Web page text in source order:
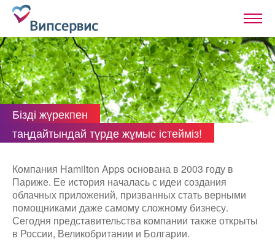
Бізді жүрекпен
таңдайтындай түрде жұмыс істейміз!
Компания Hamilton Apps основана в 2003 году в
Париже. Ее история началась с идеи создания
облачных приложений, призванных стать верными
помощниками даже самому сложному бизнесу.
Сегодня представительства компании также открыты
в России, Великобритании и Болгарии.